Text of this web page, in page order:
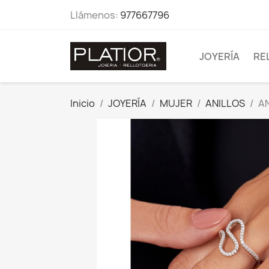
Llámenos: 977667796
JOYERÍA
Inicio JOYERÍA MUJER ANILLOS